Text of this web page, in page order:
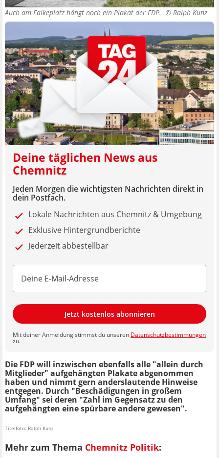
Auch am Falkeplatz hängt noch ein Plakat der FDP. © Ralph Kunz
Deine täglichen News aus
Chemnitz
Jeden Morgen die wichtigsten Nachrichten direkt in
dein Postfach.
Lokale Nachrichten aus Chemnitz & Umgebung
Exklusive Hintergrundberichte
Jederzeit abbestellbar
Jetzt kostenlos abonnieren
Mit deiner Anmeldung stimmst du unseren Datenschutzbestimmungen
zu.
Die FDP will inzwischen ebenfalls alle "allein durch
Mitglieder" aufgehängten Plakate abgenommen
haben und nimmt gern anderslautende Hinweise
entgegen. Durch "Beschädigungen in großem
Umfang" sei deren "Zahl im Gegensatz zu den
aufgehängten eine spürbare andere gewesen".
Titelfoto: Ralph Kunz
Mehr zum Thema Chemnitz Politik: